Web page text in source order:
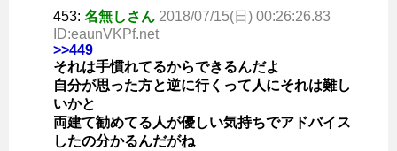
453: 名無しさん 2018/07/15(日) 00:26:26.83
ID:eaunVKPf.net
>>449
それは手慣れてるからできるんだよ
自分が思った方と逆に行くって人にそれは難し
いかと
両建て勧めてる人が優しい気持ちでアドバイス
したの分かるんだがね